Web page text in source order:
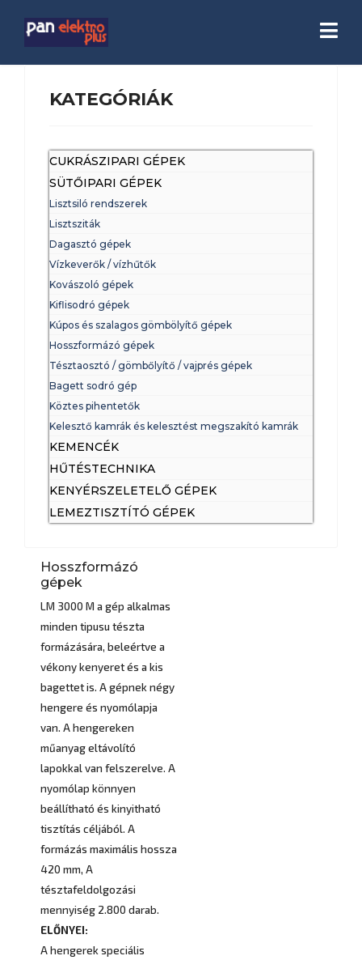
KATEGÓRIÁK
CUKRÁSZIPARI GÉPEK
SÜTŐIPARI GÉPEK
Lisztsiló rendszerek
Lisztsziták
Dagasztó gépek
Vízkeverők / vízhűtők
Kovászoló gépek
Kiflisodró gépek
Kúpos és szalagos gömbölyítő gépek
Hosszformázó gépek
Tésztaosztó / gömbőlyítő / vajprés gépek
Bagett sodró gép
Köztes pihentetők
Kelesztő kamrák és kelesztést megszakító kamrák
KEMENCÉK
HŰTÉSTECHNIKA
KENYÉRSZELETELŐ GÉPEK
LEMEZTISZTÍTÓ GÉPEK
Hosszformázó
gépek
LM 3000 M a gép alkalmas
minden tipusu tészta
formázására, beleértve a
vékony kenyeret és a kis
bagettet is. A gépnek négy
hengere és nyomólapja
van. A hengereken
műanyag eltávolító
lapokkal van felszerelve. A
nyomólap könnyen
beállítható és kinyitható
tisztítás céljából. A
formázás maximális hossza
420 mm, A
tésztafeldolgozási
mennyiség 2.800 darab.
ELŐNYEI:
A hengerek speciális